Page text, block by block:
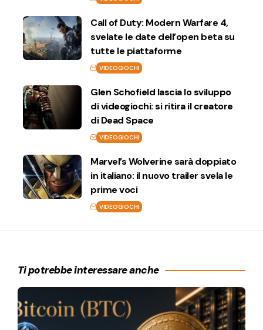
Call of Duty: Modern Warfare 4,
svelate le date dell’open beta su
tutte le piattaforme
VIDEOGIOCHI
Glen Schofield lascia lo sviluppo
di videogiochi: si ritira il creatore
di Dead Space
VIDEOGIOCHI
Marvel’s Wolverine sarà doppiato
in italiano: il nuovo trailer svela le
prime voci
VIDEOGIOCHI
Ti potrebbe interessare anche